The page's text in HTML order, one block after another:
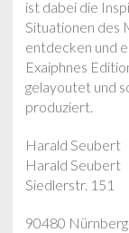
ist dabei die
Situationen des
entdecken und
Exaiphnes
gelayoutet und
produziert.
Harald Seubert
Harald Seubert
Siedlerstr. 151
90480